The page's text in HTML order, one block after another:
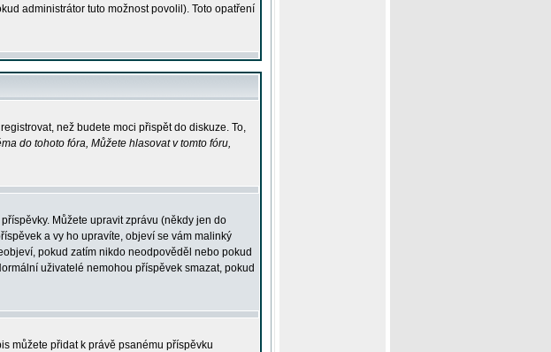
administrátor tuto možnost povolil). Toto opatření
než budete moci přispět do diskuze. To,
do tohoto fóra, Můžete hlasovat v tomto fóru,
Můžete upravit zprávu (někdy jen do
a vy ho upravíte, objeví se vám malinký
pokud zatím nikdo neodpověděl nebo pokud
uživatelé nemohou příspěvek smazat, pokud
můžete přidat k právě psanému příspěvku